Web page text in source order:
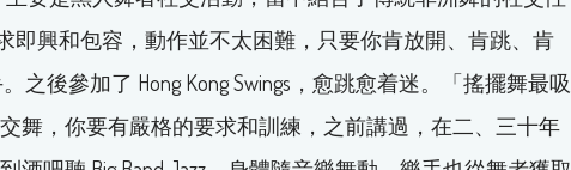
即興和包容，動作並不太困難，只要你肯放開、肯跳、肯
之後參加了 Hong Kong Swings，愈跳愈着迷。「搖擺舞最吸
舞，你要有嚴格的要求和訓練，之前講過，在二、三十年